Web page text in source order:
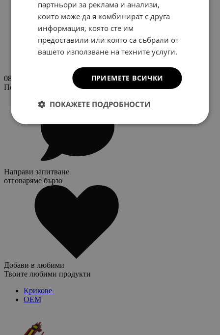
0888 152535
Поръчай по телефона
Направи запитване
отговаряме бързо
Добави в любими
Твоите любими продукти
Крикове
OEM
партньори за реклама и анализи,
които може да я комбинират с друга
информация, която сте им
предоставили или която са събрали от
вашето използване на техните услуги.
ПРИЕМЕТЕ ВСИЧКИ
ПОКАЖЕТЕ ПОДРОБНОСТИ